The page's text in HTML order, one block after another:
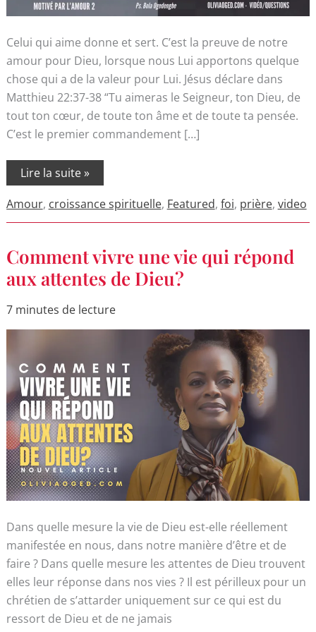
Celui qui aime donne et sert. C’est la preuve de notre
amour pour Dieu, lorsque nous Lui apportons quelque
chose qui a de la valeur pour Lui. Jésus déclare dans
Matthieu 22:37-38 “Tu aimeras le Seigneur, ton Dieu, de
tout ton cœur, de toute ton âme et de toute ta pensée.
C’est le premier commandement […]
Lire la suite »
Amour, croissance spirituelle, Featured, foi, prière, video
Comment vivre une vie qui répond
aux attentes de Dieu?
7 minutes de lecture
Dans quelle mesure la vie de Dieu est-elle réellement
manifestée en nous, dans notre manière d’être et de
faire ? Dans quelle mesure les attentes de Dieu trouvent
elles leur réponse dans nos vies ? Il est périlleux pour un
chrétien de s’attarder uniquement sur ce qui est du
ressort de Dieu et de ne jamais
Comment
vivre
une
vie
répond
aux
attentes